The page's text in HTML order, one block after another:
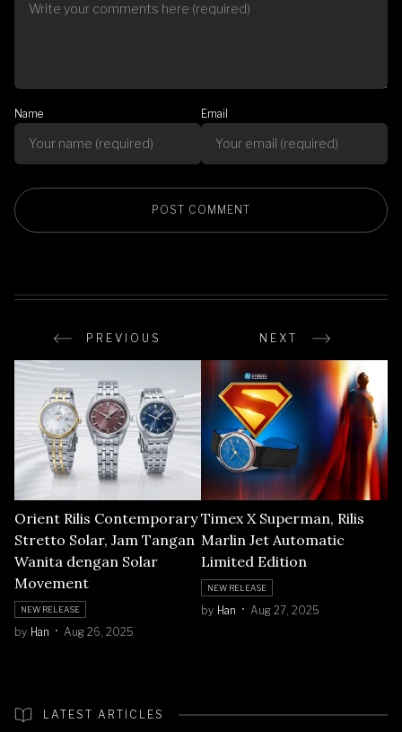
Name Email
PREVIOUS NEXT
Orient Rilis Contemporary
Stretto Solar, Jam Tangan
Wanita dengan Solar
Movement
NEW RELEASE
by Han Aug 26, 2025
Timex X Superman, Rilis
Marlin Jet Automatic
Limited Edition
NEW RELEASE
by Han Aug 27, 2025
LATEST ARTICLES